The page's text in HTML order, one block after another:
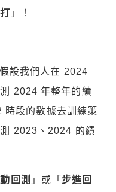
」！
設我們人在 2024
2024 年整年的績
段的數據去訓練策
2023、2024 的績
回測 」或「 步進回